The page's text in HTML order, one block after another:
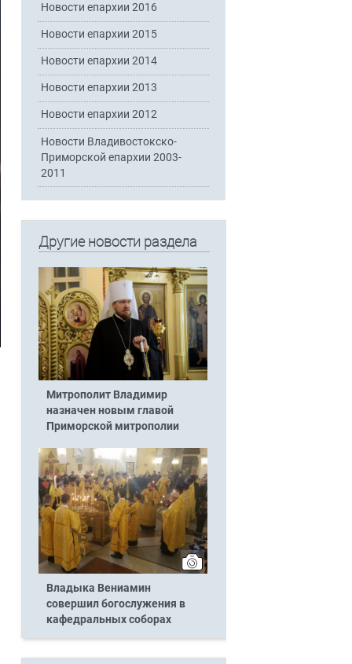
Новости епархии 2016
Новости епархии 2015
Новости епархии 2014
Новости епархии 2013
Новости епархии 2012
Новости Владивостокско-
Приморской епархии 2003-
2011
Другие новости раздела
Митрополит Владимир
назначен новым главой
Приморской митрополии
Владыка Вениамин
совершил богослужения в
кафедральных соборах